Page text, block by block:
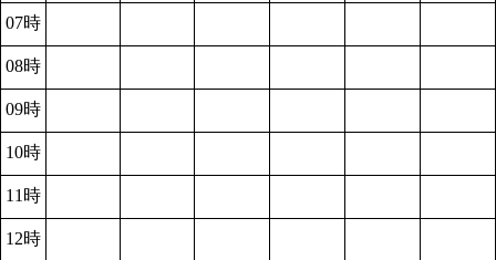
07時
08時
09時
10時
11時
12時